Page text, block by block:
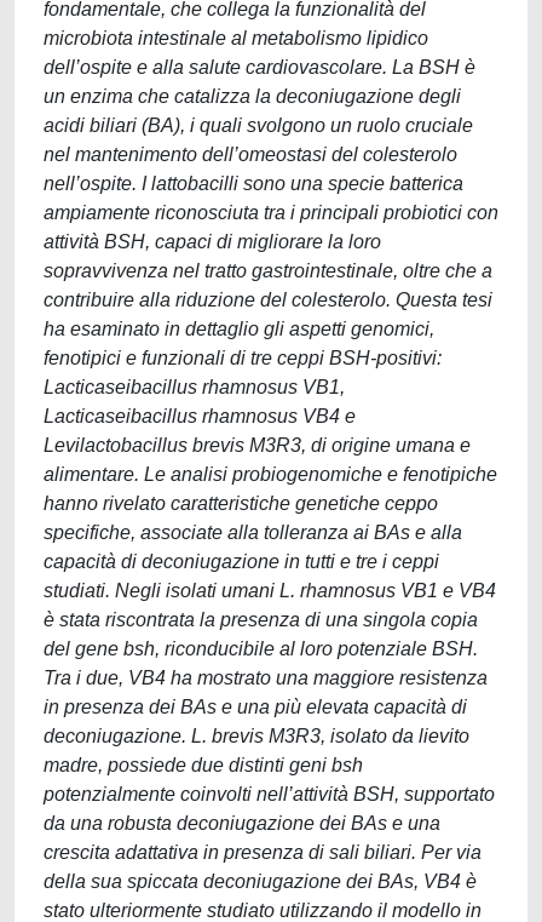
fondamentale, che collega la funzionalità del
microbiota intestinale al metabolismo lipidico
dell’ospite e alla salute cardiovascolare. La BSH è
un enzima che catalizza la deconiugazione degli
acidi biliari (BA), i quali svolgono un ruolo cruciale
nel mantenimento dell’omeostasi del colesterolo
nell’ospite. I lattobacilli sono una specie batterica
ampiamente riconosciuta tra i principali probiotici con
attività BSH, capaci di migliorare la loro
sopravvivenza nel tratto gastrointestinale, oltre che a
contribuire alla riduzione del colesterolo. Questa tesi
ha esaminato in dettaglio gli aspetti genomici,
fenotipici e funzionali di tre ceppi BSH-positivi:
Lacticaseibacillus rhamnosus VB1,
Lacticaseibacillus rhamnosus VB4 e
Levilactobacillus brevis M3R3, di origine umana e
alimentare. Le analisi probiogenomiche e fenotipiche
hanno rivelato caratteristiche genetiche ceppo
specifiche, associate alla tolleranza ai BAs e alla
capacità di deconiugazione in tutti e tre i ceppi
studiati. Negli isolati umani L. rhamnosus VB1 e VB4
è stata riscontrata la presenza di una singola copia
del gene bsh, riconducibile al loro potenziale BSH.
Tra i due, VB4 ha mostrato una maggiore resistenza
in presenza dei BAs e una più elevata capacità di
deconiugazione. L. brevis M3R3, isolato da lievito
madre, possiede due distinti geni bsh
potenzialmente coinvolti nell’attività BSH, supportato
da una robusta deconiugazione dei BAs e una
crescita adattativa in presenza di sali biliari. Per via
della sua spiccata deconiugazione dei BAs, VB4 è
stato ulteriormente studiato utilizzando il modello in